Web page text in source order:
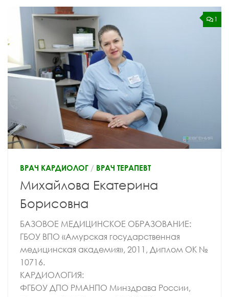
1
ВРАЧ КАРДИОЛОГ / ВРАЧ ТЕРАПЕВТ
Михайлова Екатерина
Борисовна
БАЗОВОЕ МЕДИЦИНСКОЕ ОБРАЗОВАНИЕ:
ГБОУ ВПО «Амурская государственная
медицинская академия», 2011, Диплом ОК №
10716.
КАРДИОЛОГИЯ:
ФГБОУ ДПО РМАНПО Минздрава России,